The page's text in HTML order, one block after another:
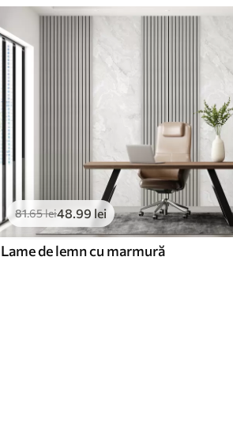
81.65lei48.99 lei
Lame de lemn cu marmură